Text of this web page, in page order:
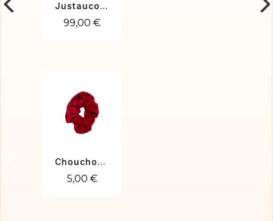
Justaucorps de gym NEIGE-02
99,00 €
Chouchou velours bordeau
5,00 €